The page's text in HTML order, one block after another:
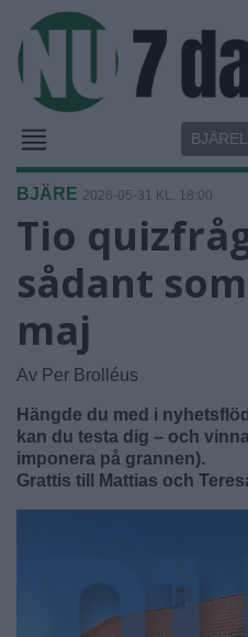
BJÄRE 2026-05-31 KL. 18:00
Tio
sådant
maj
Av Per Brolléus
Hängde du med i
kan du testa dig – och
imponera på grannen).
Grattis till Mattias och